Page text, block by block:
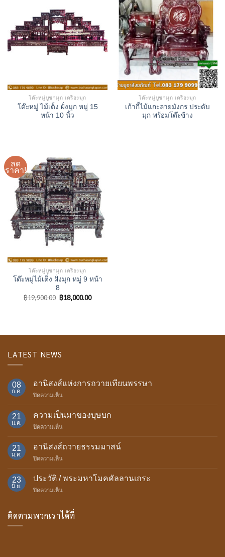
โต๊ะหมู่บูชามุก เครื่องมุก
โต๊ะหมู่ ไม้เต็ง ฝั่งมุก หมู่ 15
หน้า 10 นิ้ว
โต๊ะหมู่บูชามุก เครื่องมุก
เก้ากี้ไม้แกะลายมังกร ประดับ
มุก พร้อมโต๊ะข้าง
ลด
ราคา!
โต๊ะหมู่บูชามุก เครื่องมุก
โต๊ะหมู่ไม้เต็ง ฝั่งมุก หมู่ 9 หน้า
8
฿19,900.00 Original
price
฿18,000.00Current
LATEST NEWS
08
ก.ค.
อานิสงส์แห่งการถวายเทียนพรรษา
ปิดความเห็น
ถวาย
พรรษา
21
ม.ค.
ความเป็นมาของบุษบก
ปิดความเห็น
ของ
21
ม.ค.
อานิสงส์ถวายธรรมมาสน์
ปิดความเห็น
ถวาย
มา
23
มิ.ย.
ประวัติ / พระมหาโมคคัลลานเถระ
ปิดความเห็น
พระ
ติดตามพวกเราได้ที่